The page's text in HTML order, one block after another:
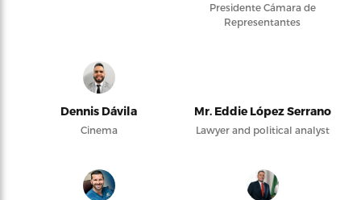
Presidente Cámara de
Representantes
Dennis Dávila
Cinema
Mr. Eddie López Serrano
Lawyer and political analyst